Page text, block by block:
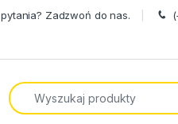
Zadzwoń do nas.
Search for: